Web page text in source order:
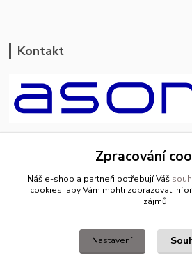
Kontakt
+420 799 500 769
pracovní dny 8-11hod.,13-15hod.
Zpracování
Náš e-shop a partneři potřebují Váš
cookies, aby Vám mohli zobrazovat
zájmů.
Nastavení